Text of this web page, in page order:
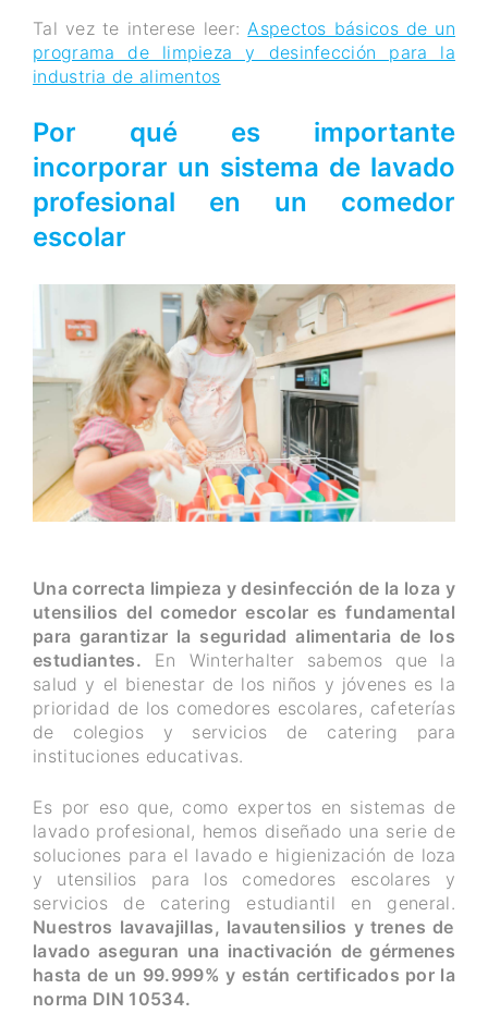
Tal vez te interese leer:Aspectos básicos de un
programa de limpieza y desinfección para la
industria de alimentos
Por qué es importante
incorporar un sistema de lavado
profesional en un comedor
escolar
Una correcta limpieza y desinfección de la loza y
utensilios del comedor escolar es fundamental
para garantizar la seguridad alimentaria de los
estudiantes. En Winterhalter sabemos que la
salud y el bienestar de los niños y jóvenes es la
prioridad de los comedores escolares, cafeterías
de colegios y servicios de catering para
instituciones educativas.
Es por eso que, como expertos en sistemas de
lavado profesional, hemos diseñado una serie de
soluciones para el lavado e higienización de loza
y utensilios para los comedores escolares y
servicios de catering estudiantil en general.
Nuestros lavavajillas, lavautensilios y trenes de
lavado aseguran una inactivación de gérmenes
hasta de un 99.999% y están certificados por la
norma DIN 10534.